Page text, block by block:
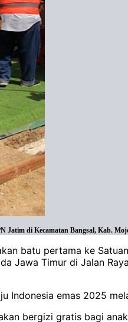
di Kecamatan Bangsal, Kab.
batu pertama ke
Jawa Timur di Jalan
Indonesia emas 2025
bergizi gratis bagi